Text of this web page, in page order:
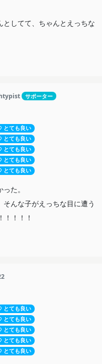
してて、ちゃんとえっちな
サポーター
とても良い
とても良い
とても良い
とても良い
とても良い
た。
んな子がえっちな目に遭う
！！！
とても良い
とても良い
とても良い
とても良い
とても良い